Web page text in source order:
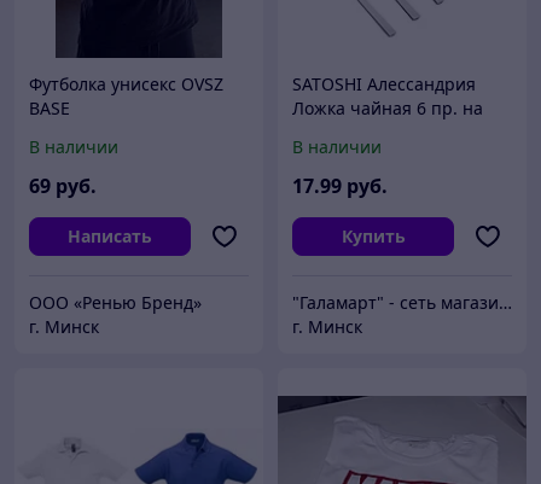
Футболка унисекс OVSZ
BASE
В наличии
69 руб.
Написать
ООО «Ренью Бренд»
г. Минск
SATOSHI Алессандрия
Ложка чайная 6 пр. на
В наличии
17.99 руб.
Купить
"Галамарт" - сеть магазинов постоянных распродаж
г. Минск